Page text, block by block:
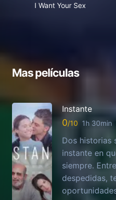
I Want Your Sex
Mas películas
Instante
0 1h 30min
Dos historias
instante en
siempre.
despedidas,